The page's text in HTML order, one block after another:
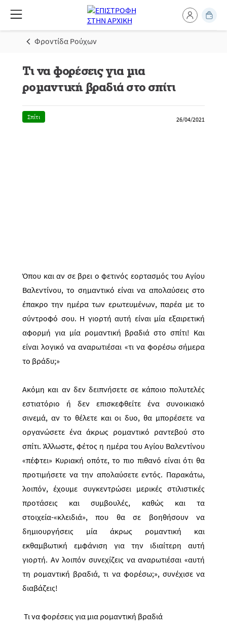
Φροντίδα Ρούχων
Τι να φορέσεις για μια
ρομαντική βραδιά στο σπίτι
Σπίτι 26/04/2021
Όπου και αν σε βρει ο φετινός εορτασμός του Αγίου
Βαλεντίνου, το σημαντικό είναι να απολαύσεις στο
έπακρο την ημέρα των ερωτευμένων, παρέα με το
σύντροφό σου. Η γιορτή αυτή είναι μία εξαιρετική
αφορμή για μία ρομαντική βραδιά στο σπίτι! Και
είναι λογικό να αναρωτιέσαι «τι να φορέσω σήμερα
το βράδυ;»
Ακόμη και αν δεν δειπνήσετε σε κάποιο πολυτελές
εστιατόριο ή δεν επισκεφθείτε ένα συνοικιακό
σινεμά, αν το θέλετε και οι δυο, θα μπορέσετε να
οργανώσετε ένα άκρως ρομαντικό ραντεβού στο
σπίτι. Άλλωστε, φέτος η ημέρα του Αγίου Βαλεντίνου
«πέφτει» Κυριακή οπότε, το πιο πιθανό είναι ότι θα
προτιμήσετε να την απολαύσετε εντός. Παρακάτω,
λοιπόν, έχουμε συγκεντρώσει μερικές στιλιστικές
προτάσεις και συμβουλές, καθώς και τα
στοιχεία-«κλειδιά», που θα σε βοηθήσουν να
δημιουργήσεις μία άκρως ρομαντική και
εκθαμβωτική εμφάνιση για την ιδιαίτερη αυτή
γιορτή. Αν λοιπόν συνεχίζεις να αναρωτιέσαι «αυτή
τη ρομαντική βραδιά, τι να φορέσω;», συνέχισε να
διαβάζεις!
Τι να φορέσεις για μια ρομαντική βραδιά